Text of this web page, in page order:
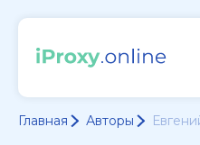
Главная Авторы